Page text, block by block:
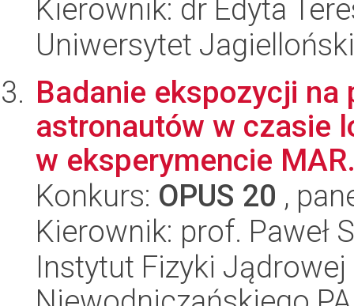
Kierownik: dr Edyta
Uniwersytet
Badanie ekspozycji
astronautów w czasie
w eksperymencie
Konkurs: OPUS 20 ,
Kierownik: prof. Paweł
Instytut Fizyki